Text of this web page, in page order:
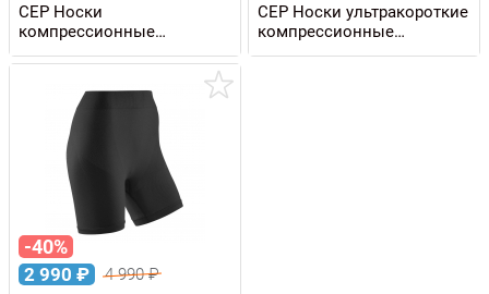
CEP Носки
компрессионные
ULTRALIGHT мужские
CEP Носки ультракороткие
компрессионные
ULTRALIGHT мужские
-40%
2 990 ₽ 4 990₽